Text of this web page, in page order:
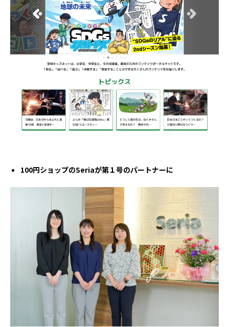
100円ショップのSeriaが第１号のパートナーに